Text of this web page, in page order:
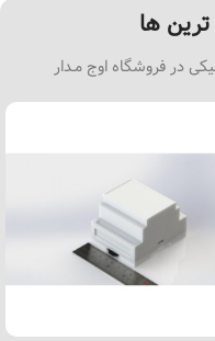
ترین ها
در فروشگاه اوج مـدار